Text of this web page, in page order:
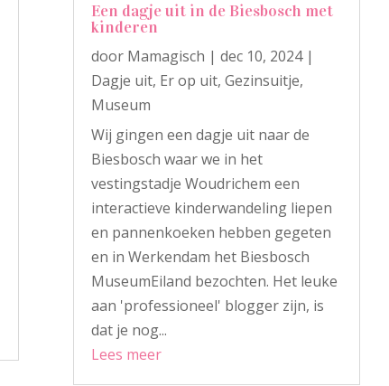
Een dagje uit in de Biesbosch met
kinderen
door Mamagisch | dec 10, 2024|
Dagje uit, Er op uit, Gezinsuitje,
Museum
Wij gingen een dagje uit naar de
Biesbosch waar we in het
vestingstadje Woudrichem een
interactieve kinderwandeling liepen
en pannenkoeken hebben gegeten
en in Werkendam het Biesbosch
MuseumEiland bezochten. Het leuke
aan 'professioneel' blogger zijn, is
dat je nog...
Lees meer